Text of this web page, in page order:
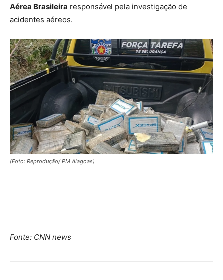
Aérea Brasileira responsável pela investigação de
acidentes aéreos.
(Foto: Reprodução/ PM Alagoas)
Fonte: CNN news